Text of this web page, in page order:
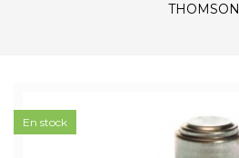
THOMSON
En stock